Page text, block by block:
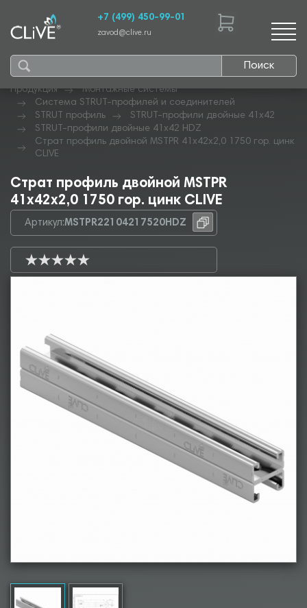
Поиск
+7 (499) 450-99-01
zavod@clive.ru
Продукция
Монтажные системы
Система STRUT-профилей и соединителей
STRUT профиль
STRUT-профили двойные 41х42
STRUT-профили двойные 41х42 HDZ
Страт профиль двойной MSTPR 41х42х2,0 1750 гор. цинк
CLIVE
Страт профиль двойной MSTPR
41х42х2,0 1750 гор. цинк CLIVE
Артикул:MSTPR22104217520HDZ